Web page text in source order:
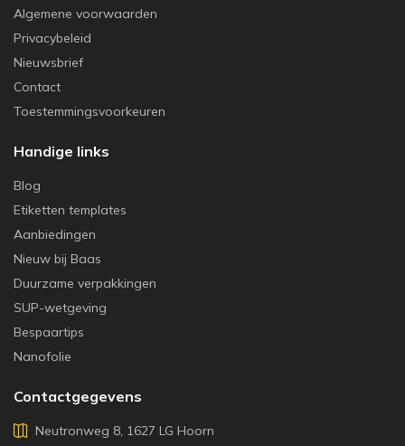
Algemene voorwaarden
Privacybeleid
Nieuwsbrief
Contact
Toestemmingsvoorkeuren
Handige links
Blog
Etiketten templates
Aanbiedingen
Nieuw bij Baas
Duurzame verpakkingen
SUP-wetgeving
Bespaartips
Nanofolie
Contactgegevens
Neutronweg 8, 1627 LG Hoorn